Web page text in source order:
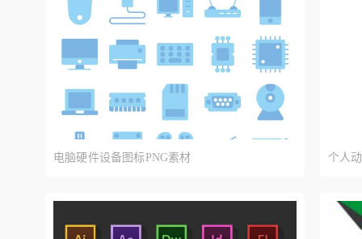
电脑硬件设备图标PNG素材 个人